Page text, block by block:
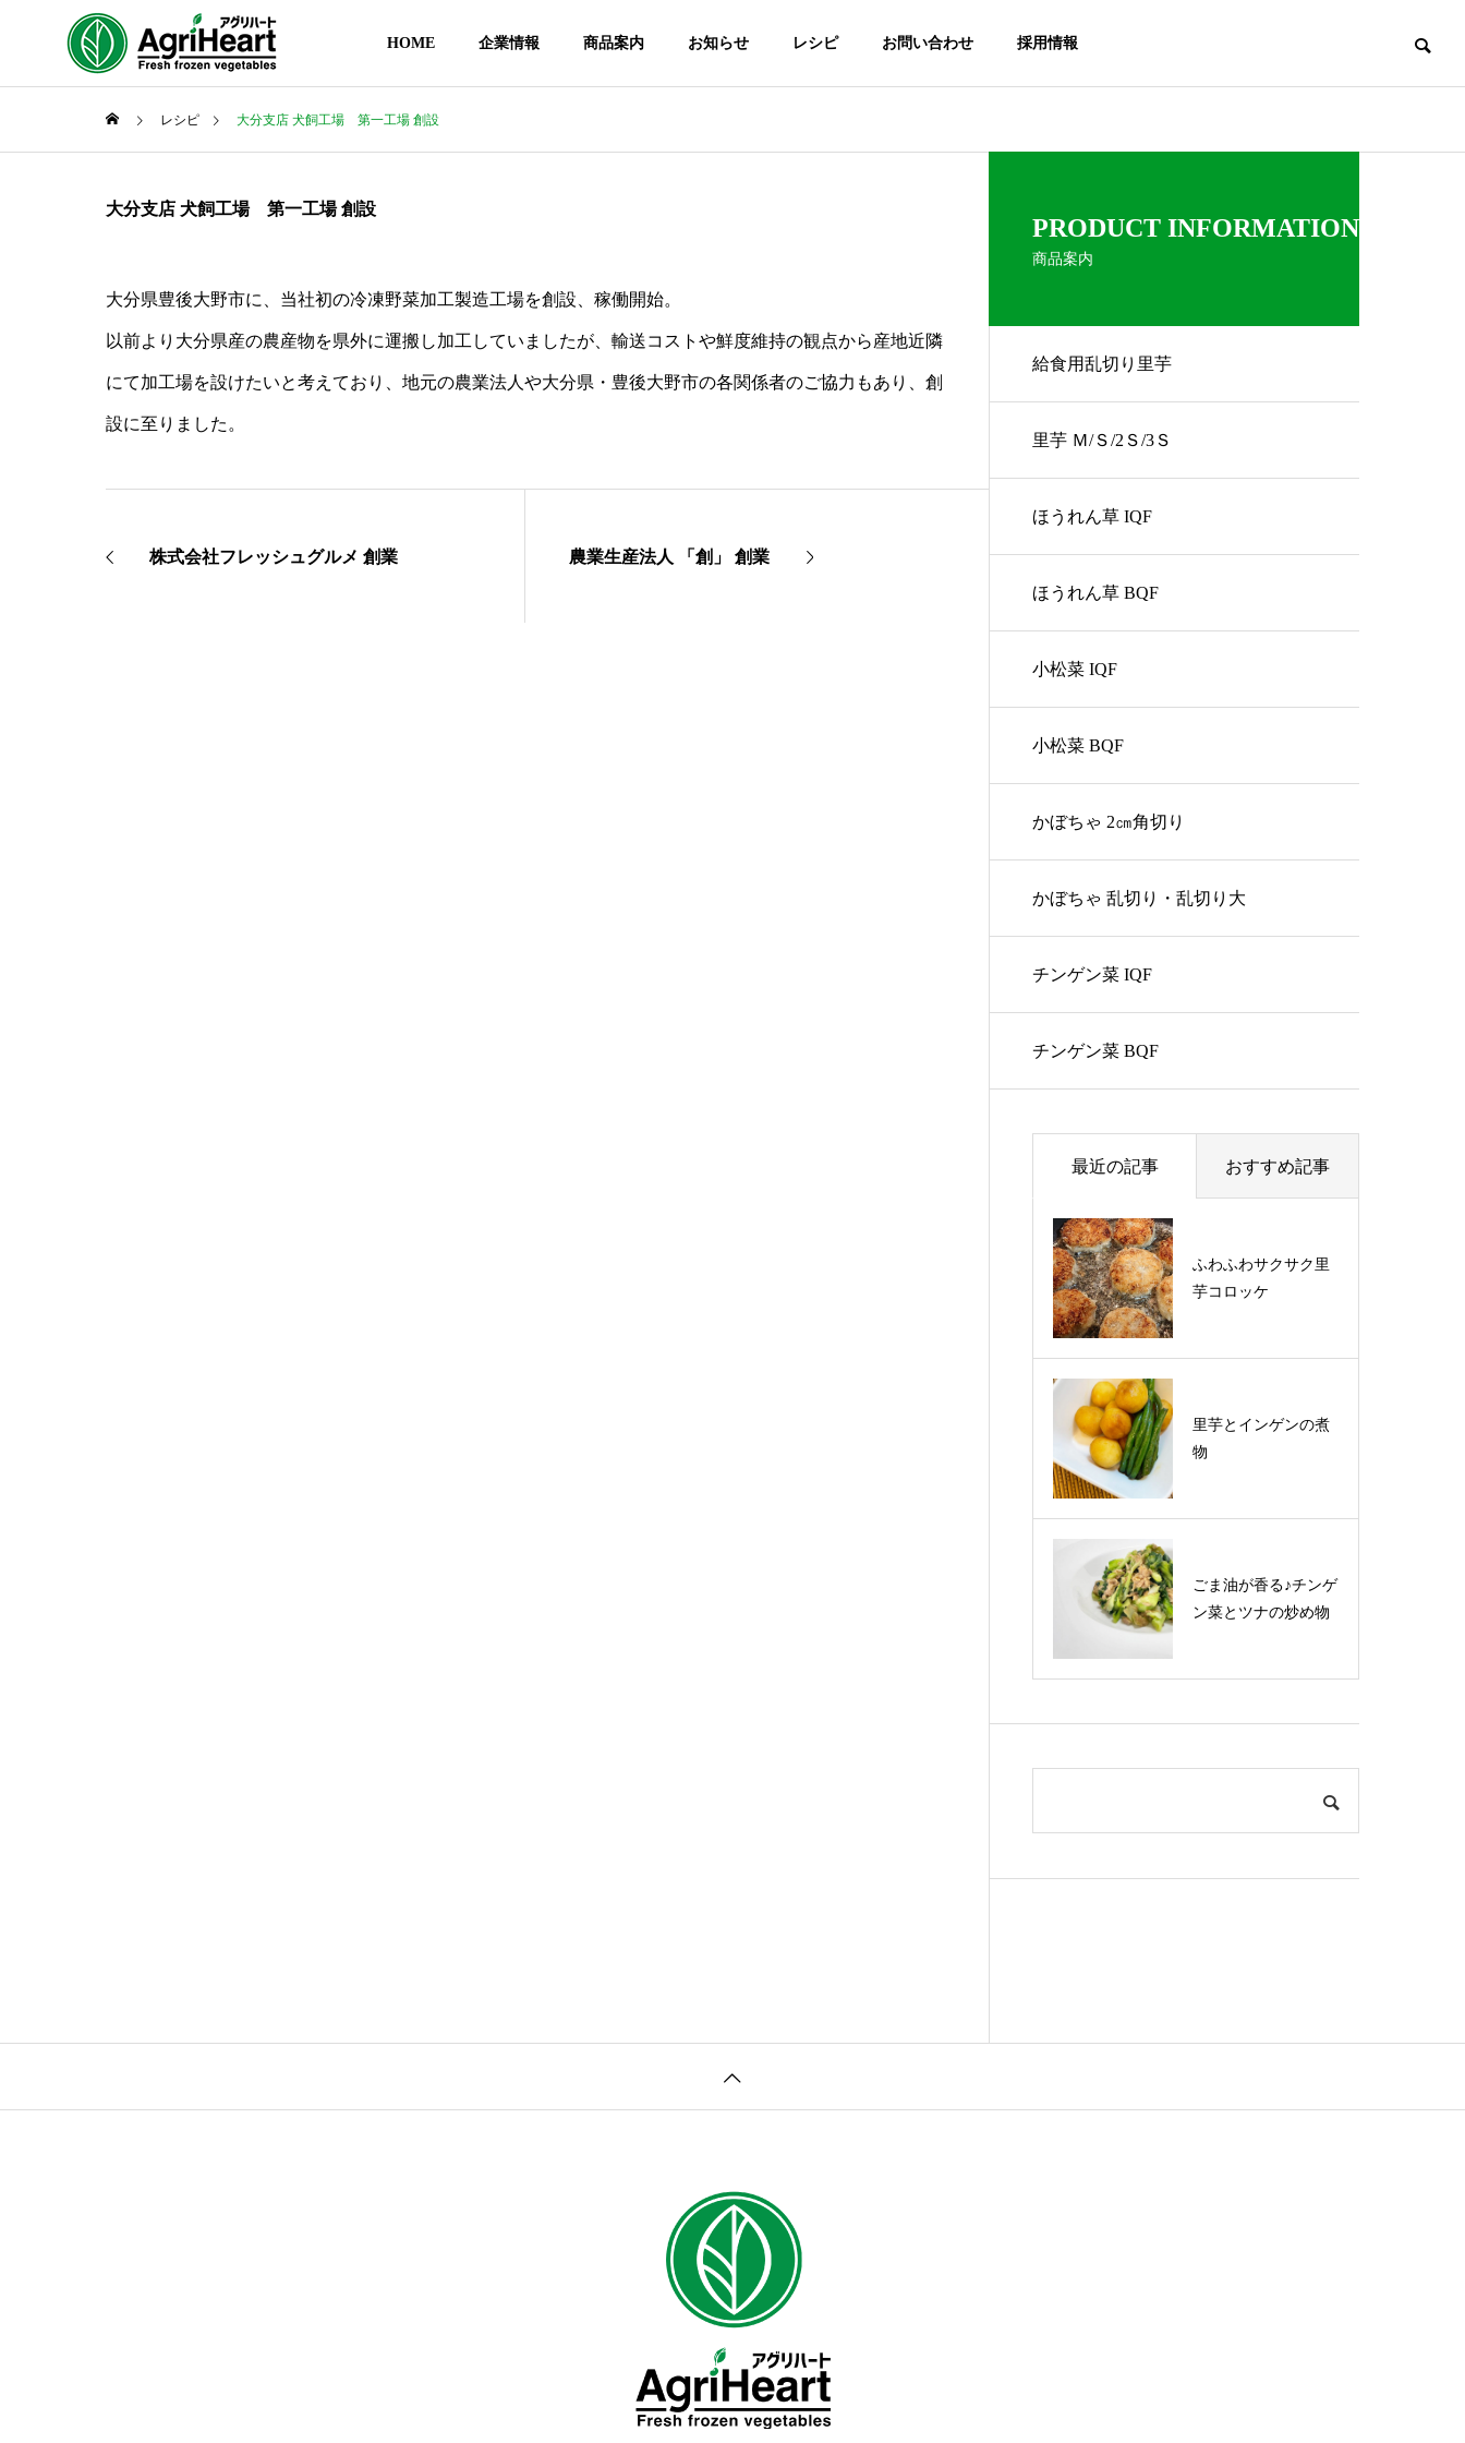
HOME 企業情報 商品案内 お知らせ レシピ お問い合わせ 採用情報
レシピ 大分支店 犬飼工場 第一工場 創設
大分支店 犬飼工場 第一工場 創設
大分県豊後大野市に、当社初の冷凍野菜加工製造工場を創設、稼働開始。
以前より大分県産の農産物を県外に運搬し加工していましたが、輸送コストや鮮度維持の観点から産地近隣
にて加工場を設けたいと考えており、地元の農業法人や大分県・豊後大野市の各関係者のご協力もあり、創
設に至りました。
株式会社フレッシュグルメ 創業 農業生産法人 「創」 創業
PRODUCT INFORMATION
商品案内
給食用乱切り里芋
里芋 Ｍ/Ｓ/2Ｓ/3Ｓ
ほうれん草 IQF
ほうれん草 BQF
小松菜 IQF
小松菜 BQF
かぼちゃ 2㎝角切り
かぼちゃ 乱切り・乱切り大
チンゲン菜 IQF
チンゲン菜 BQF
最近の記事 おすすめ記事
ふわふわサクサク里
芋コロッケ
里芋とインゲンの煮
物
ごま油が香る♪チンゲ
ン菜とツナの炒め物
ふわふわサクサク里
芋コロッケ